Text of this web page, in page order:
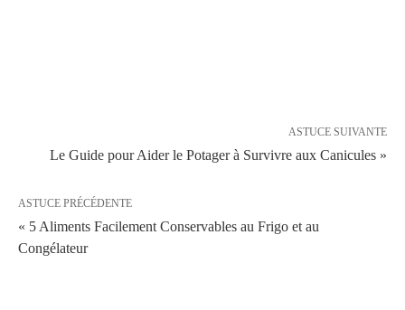
ASTUCE SUIVANTE
Le Guide pour Aider le Potager à Survivre aux Canicules »
ASTUCE PRÉCÉDENTE
« 5 Aliments Facilement Conservables au Frigo et au
Congélateur